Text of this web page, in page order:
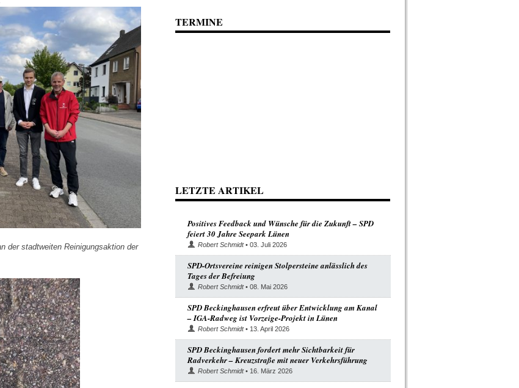
der stadtweiten Reinigungsaktion der
TERMINE
LETZTE ARTIKEL
Positives Feedback und Wünsche für die Zukunft – SPD
feiert 30 Jahre Seepark Lünen
Robert Schmidt• 03. Juli 2026
SPD-Ortsvereine reinigen Stolpersteine anlässlich des
Tages der Befreiung
Robert Schmidt• 08. Mai 2026
SPD Beckinghausen erfreut über Entwicklung am Kanal
– IGA-Radweg ist Vorzeige-Projekt in Lünen
Robert Schmidt• 13. April 2026
SPD Beckinghausen fordert mehr Sichtbarkeit für
Radverkehr – Kreuzstraße mit neuer Verkehrsführung
Robert Schmidt• 16. März 2026